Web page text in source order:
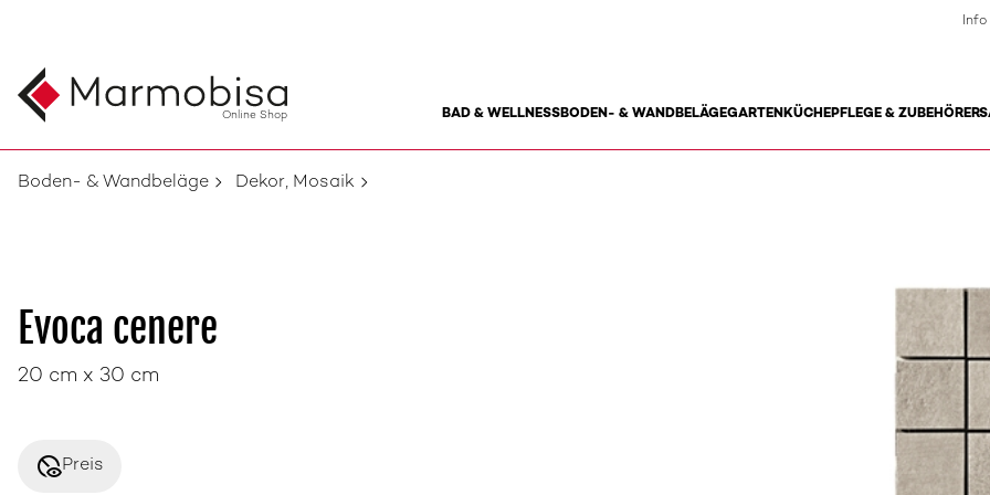
Online Shop BAD & WELLNESSBODEN- & WANDBELÄGEGARTENKÜCHEPFLEGE & ZUBEHÖR
Info
Boden- & Wandbeläge Dekor, Mosaik
Evoca cenere
20 cm x 30 cm
disabled_visiblePreis